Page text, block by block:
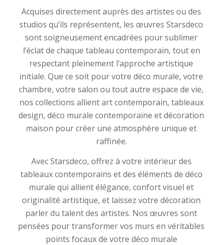
Acquises directement auprès des artistes ou des
studios qu’ils représentent, les œuvres Starsdeco
sont soigneusement encadrées pour sublimer
l’éclat de chaque tableau contemporain, tout en
respectant pleinement l’approche artistique
initiale. Que ce soit pour votre déco murale, votre
chambre, votre salon ou tout autre espace de vie,
nos collections allient art contemporain, tableaux
design, déco murale contemporaine et décoration
maison pour créer une atmosphère unique et
raffinée.
Avec Starsdeco, offrez à votre intérieur des
tableaux contemporains et des éléments de déco
murale qui allient élégance, confort visuel et
originalité artistique, et laissez votre décoration
parler du talent des artistes. Nos œuvres sont
pensées pour transformer vos murs en véritables
points focaux de votre déco murale